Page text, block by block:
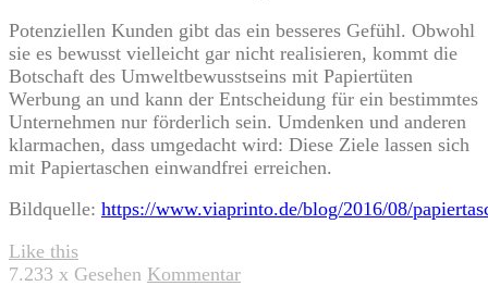
Potenziellen Kunden gibt das ein besseres Gefühl. Obwohl
sie es bewusst vielleicht gar nicht realisieren, kommt die
Botschaft des Umweltbewusstseins mit Papiertüten
Werbung an und kann der Entscheidung für ein bestimmtes
Unternehmen nur förderlich sein. Umdenken und anderen
klarmachen, dass umgedacht wird: Diese Ziele lassen sich
mit Papiertaschen einwandfrei erreichen.
Bildquelle: https://www.viaprinto.de/blog/2016/08/
Like this
7.233 x Gesehen Kommentar